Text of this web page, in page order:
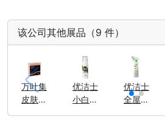
该公司其他展品（9 件）
万叶集
皮肤肌
优洁士
小白鞋
优洁士
全屋清